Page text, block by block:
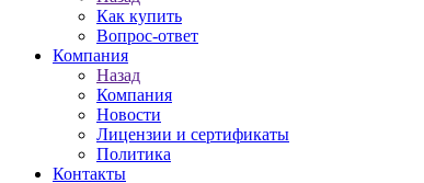
Как купить
Вопрос-ответ
Компания
Назад
Компания
Новости
Лицензии и сертификаты
Политика
Контакты